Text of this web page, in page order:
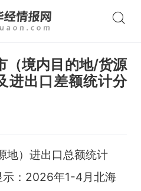
境内目的地/货源
进出口差额统计分
地）进出口总额统计
示：2026年1-4月北海